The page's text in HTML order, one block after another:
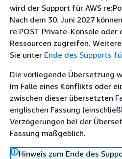
wird der Support für AWS
Nach dem 30. Juni 2027
re:POST Private-Konsole oder
Ressourcen zugreifen.
Sie unter Ende des Supports
Die vorliegende Übersetzung
Im Falle eines Konflikts oder
zwischen dieser übersetzten
englischen Fassung
Verzögerungen bei der
Fassung maßgeblich.
Hinweis zum Ende des